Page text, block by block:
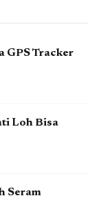
GPS Tracker
Loh Bisa
Seram